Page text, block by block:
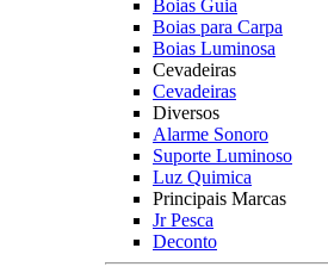
Boias Guia
Boias para Carpa
Boias Luminosa
Cevadeiras
Cevadeiras
Diversos
Alarme Sonoro
Suporte Luminoso
Luz Quimica
Principais Marcas
Jr Pesca
Deconto